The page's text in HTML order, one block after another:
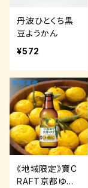
丹波ひとくち黒
豆ようかん
¥572
《地域限定》寶C
RAFT京都ゆず